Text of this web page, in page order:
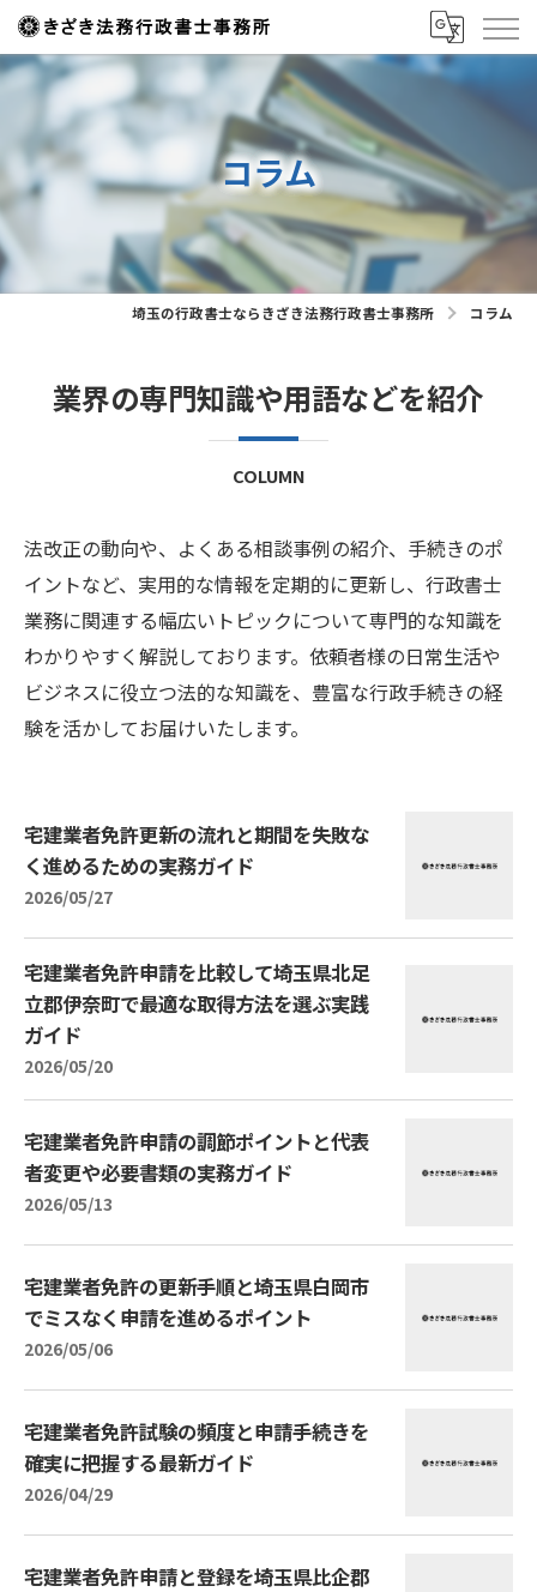
コラム
埼玉の行政書士ならきざき法務行政書士事務所 コラム
業界の専門知識や用語などを紹介
COLUMN
法改正の動向や、よくある相談事例の紹介、手続きのポ
イントなど、実用的な情報を定期的に更新し、行政書士
業務に関連する幅広いトピックについて専門的な知識を
わかりやすく解説しております。依頼者様の日常生活や
ビジネスに役立つ法的な知識を、豊富な行政手続きの経
験を活かしてお届けいたします。
宅建業者免許更新の流れと期間を失敗な
く進めるための実務ガイド
2026/05/27
宅建業者免許申請を比較して埼玉県北足
立郡伊奈町で最適な取得方法を選ぶ実践
ガイド
2026/05/20
宅建業者免許申請の調節ポイントと代表
者変更や必要書類の実務ガイド
2026/05/13
宅建業者免許の更新手順と埼玉県白岡市
でミスなく申請を進めるポイント
2026/05/06
宅建業者免許試験の頻度と申請手続きを
確実に把握する最新ガイド
2026/04/29
宅建業者免許申請と登録を埼玉県比企郡